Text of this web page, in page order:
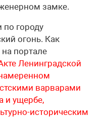
замке.
городу
огонь. Как
портале
Ленинградской
варварами
и ущербе,
историческим